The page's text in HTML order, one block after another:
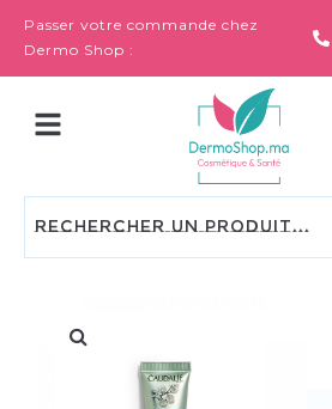
Passer votre commande chez
Dermo Shop :